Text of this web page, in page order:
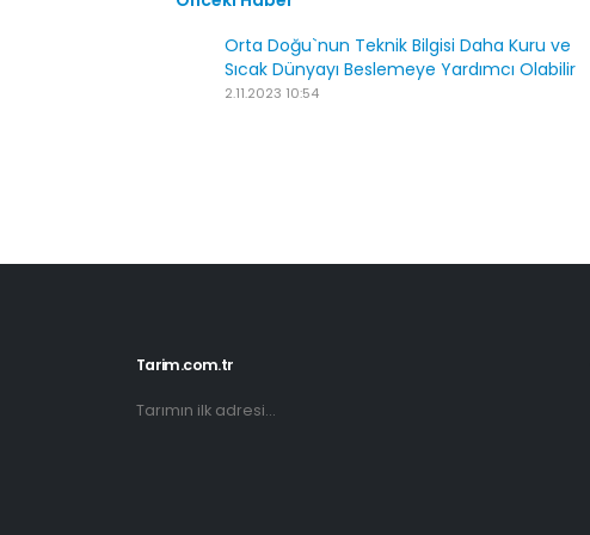
Orta Doğu`nun Teknik Bilgisi Daha Kuru ve
Sıcak Dünyayı Beslemeye Yardımcı Olabilir
2.11.2023 10:54
Tarim.com.tr
Tarımın ilk adresi...